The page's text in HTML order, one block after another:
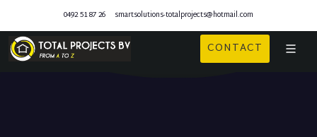
0492 51 87 26 smartsolutions-totalprojects@hotmail.com
CONTACT